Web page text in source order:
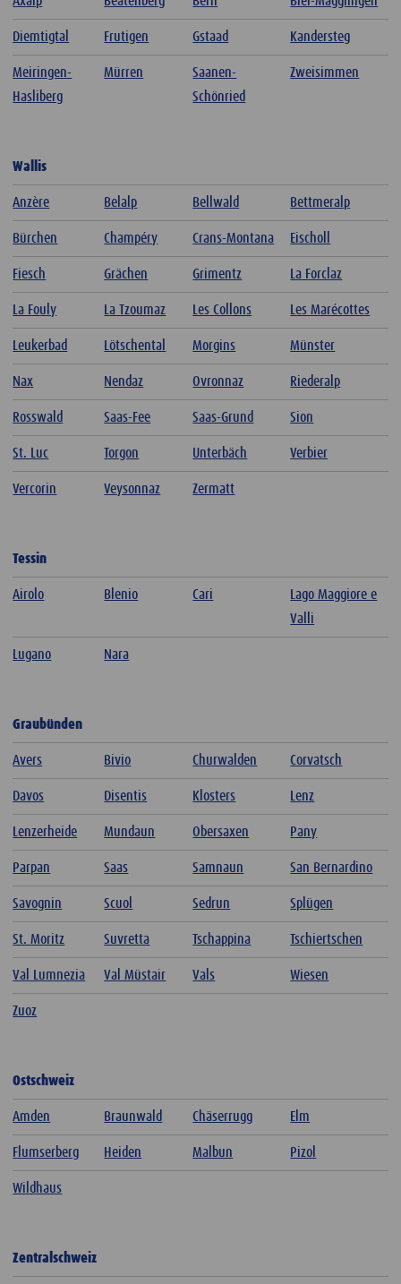
Diemtigtal Frutigen Gstaad Kandersteg
Meiringen-
Hasliberg
Mürren
Saanen-
Schönried
Zweisimmen
Wallis
Anzère Belalp Bellwald Bettmeralp
Bürchen Champéry Crans-Montana Eischoll
Fiesch Grächen Grimentz La Forclaz
La Fouly La Tzoumaz Les Collons Les Marécottes
Leukerbad Lötschental Morgins Münster
Nax Nendaz Ovronnaz Riederalp
Rosswald Saas-Fee Saas-Grund Sion
St. Luc Torgon Unterbäch Verbier
Vercorin Veysonnaz Zermatt
Tessin
Airolo Blenio Cari
Lago Maggiore e
Valli
Lugano Nara
Graubünden
Avers Bivio Churwalden Corvatsch
Davos Disentis Klosters Lenz
Lenzerheide Mundaun Obersaxen Pany
Parpan Saas Samnaun San Bernardino
Savognin Scuol Sedrun Splügen
St. Moritz Suvretta Tschappina Tschiertschen
Val Lumnezia Val Müstair Vals Wiesen
Zuoz
Ostschweiz
Amden Braunwald Chäserrugg Elm
Flumserberg Heiden Malbun Pizol
Wildhaus
Zentralschweiz